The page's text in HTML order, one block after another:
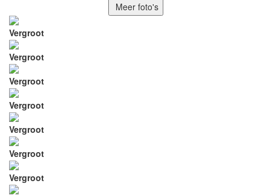
Meer foto's
Vergroot
Vergroot
Vergroot
Vergroot
Vergroot
Vergroot
Vergroot